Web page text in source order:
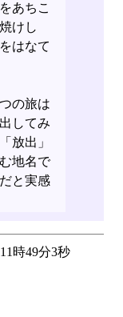
あちこ
けし
はなて
の旅は
してみ
放出」
地名で
と実感
時49分3秒